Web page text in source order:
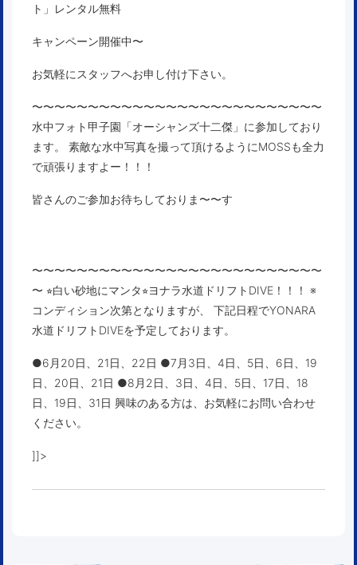
ト」レンタル無料
キャンペーン開催中〜
お気軽にスタッフへお申し付け下さい。
〜〜〜〜〜〜〜〜〜〜〜〜〜〜〜〜〜〜〜〜〜〜〜〜〜〜
水中フォト甲子園「オーシャンズ十二傑」 に参加しており
ます。 素敵な水中写真を撮って頂けるようにMOSSも全力
で頑張りますよー！！！
皆さんのご参加お待ちしておりま〜〜す
〜〜〜〜〜〜〜〜〜〜〜〜〜〜〜〜〜〜〜〜〜〜〜〜〜〜
〜 ⭐︎白い砂地にマンタ⭐︎ヨナラ水道ドリフトDIVE！！！ ※
コンディション次第となりますが、 下記日程でYONARA
水道ドリフトDIVEを予定しております。
●6月20日、21日、22日 ●7月3日、4日、5日、6日、19
日、20日、21日 ●8月2日、3日、4日、5日、17日、18
日、19日、31日 興味のある方は、お気軽にお問い合わせ
ください。
]]>